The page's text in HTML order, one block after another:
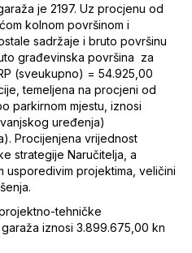
je 2197. Uz procjenu od
kolnom površinom i
sadržaje i bruto površinu
građevinska površina za
(sveukupno) = 54.925,00
temeljena na procjeni od
parkirnom mjestu, iznosi
uređenja)
Procijenjena vrijednost
strategije Naručitelja, a
usporedivim projektima, veličini
tehničke
iznosi 3.899.675,00 kn